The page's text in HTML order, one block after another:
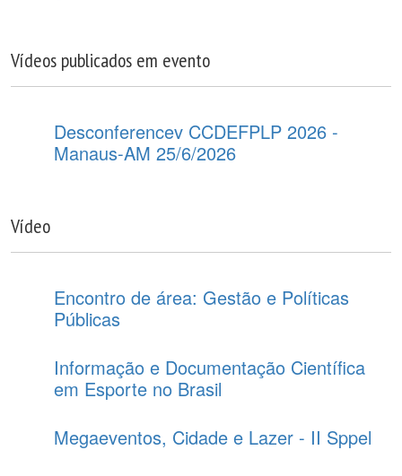
Vídeos publicados em evento
Desconferencev CCDEFPLP 2026 -
Manaus-AM 25/6/2026
Vídeo
Encontro de área: Gestão e Políticas
Públicas
Informação e Documentação Científica
em Esporte no Brasil
Megaeventos, Cidade e Lazer - II Sppel